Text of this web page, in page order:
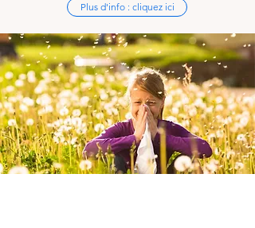
Plus d'info : cliquez ici